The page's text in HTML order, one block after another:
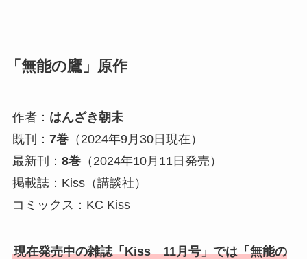
「無能の鷹」原作
作者： はんざき朝未
既刊： 7巻（2024年9月30日現在）
最新刊： 8巻（2024年10月11日発売）
掲載誌：Kiss（講談社）
コミックス：KC Kiss
現在発売中の雑誌「Kiss 11月号」では「無能の